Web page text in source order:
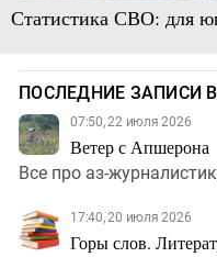
Статистика СВО: для
ПОСЛЕДНИЕ ЗАПИСИ
07:50, 22 июля 2026
Ветер с Апшерона
Все про аз-
17:40, 20 июля 2026
Горы слов.